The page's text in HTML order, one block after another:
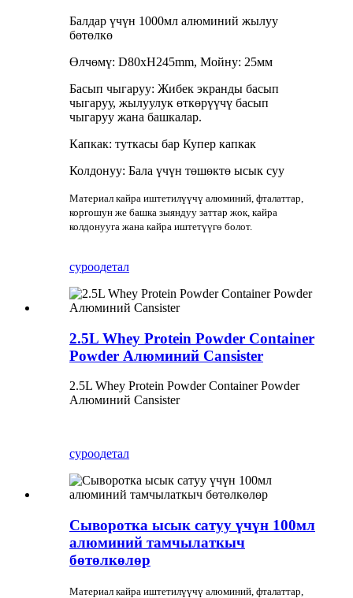
Балдар үчүн 1000мл алюминий жылуу
бөтөлкө
Өлчөмү: D80xH245mm, Мойну: 25мм
Басып чыгаруу: Жибек экранды басып
чыгаруу, жылуулук өткөрүүчү басып
чыгаруу жана башкалар.
Капкак: туткасы бар Купер капкак
Колдонуу: Бала үчүн төшөктө ысык суу
Материал кайра иштетилүүчү алюминий, фталаттар,
коргошун же башка зыяндуу заттар жок, кайра
колдонууга жана кайра иштетүүгө болот.
суроодетал
2.5L Whey Protein Powder Container
Powder Алюминий Cansister
2.5L Whey Protein Powder Container Powder
Алюминий Cansister
суроодетал
Сыворотка ысык сатуу үчүн 100мл
алюминий тамчылаткыч
бөтөлкөлөр
Материал кайра иштетилүүчү алюминий, фталаттар,